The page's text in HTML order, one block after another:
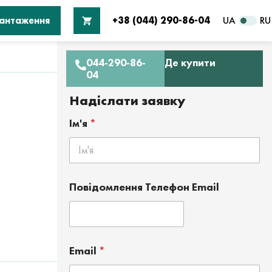
+38 (044) 290-86-04 UA RU
044-290-86-
04
Де купити
Надіслати заявку
Ім'я *
Повідомлення Телефон Email
Email *